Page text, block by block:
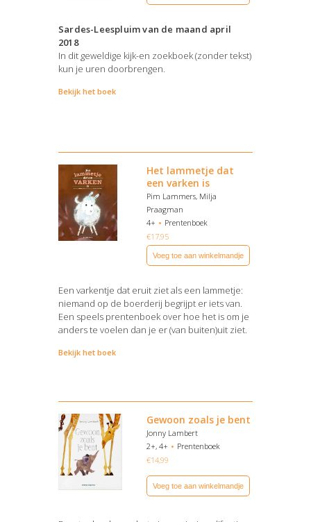
Sardes-Leespluim van de maand april
2018
In dit geweldige kijk-en zoekboek (zonder tekst)
kun je uren doorbrengen.
Bekijk het boek
Het lammetje dat
een varken is
Pim Lammers, Milja
Praagman
4+
Prentenboek
€17,95
Voeg toe aan winkelmandje
Een varkentje dat eruit ziet als een lammetje:
niemand op de boerderij begrijpt er iets van.
Een speels prentenboek over hoe het is om je
anders te voelen dan je er (van buiten)uit ziet.
Bekijk het boek
Gewoon zoals je bent
Jonny Lambert
2+, 4+
Prentenboek
€14,99
Voeg toe aan winkelmandje